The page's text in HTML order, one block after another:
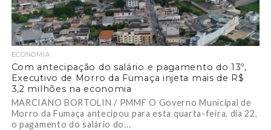
ECONOMIA
Com antecipação do salário e pagamento do 13º,
Executivo de Morro da Fumaça injeta mais de R$
3,2 milhões na economia
MARCIANO BORTOLIN / PMMF O Governo Municipal de
Morro da Fumaça antecipou para esta quarta-feira, dia 22,
o pagamento do salário do...